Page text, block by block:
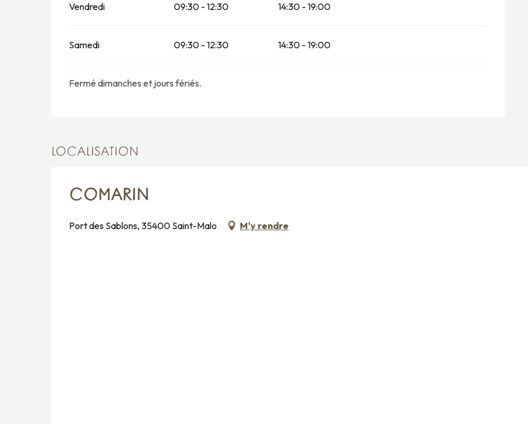
Vendredi 09:30 - 12:30 14:30 - 19:00
Samedi 09:30 - 12:30 14:30 - 19:00
Fermé dimanches et jours fériés.
LOCALISATION
COMARIN
Port des Sablons, 35400 Saint-Malo M'y rendre